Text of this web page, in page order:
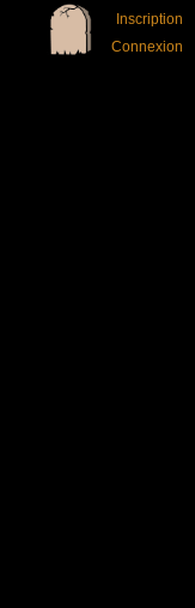
Inscription
Connexion